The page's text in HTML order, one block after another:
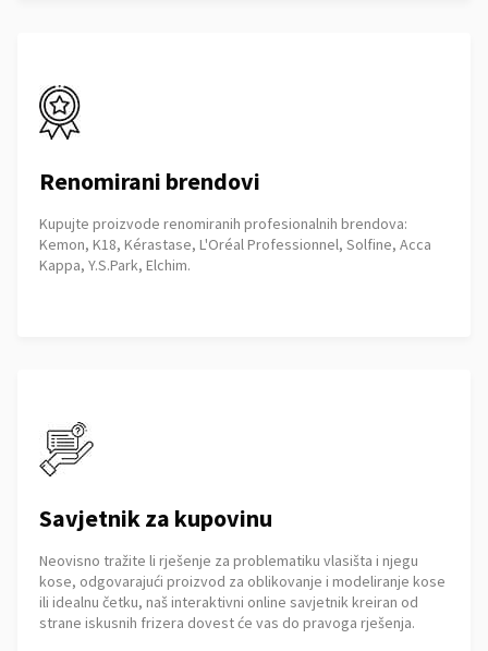
Renomirani brendovi
Kupujte proizvode renomiranih profesionalnih brendova:
Kemon, K18, Kérastase, L'Oréal Professionnel, Solfine, Acca
Kappa, Y.S.Park, Elchim.
Savjetnik za kupovinu
Neovisno tražite li rješenje za problematiku vlasišta i njegu
kose, odgovarajući proizvod za oblikovanje i modeliranje kose
ili idealnu četku, naš interaktivni online savjetnik kreiran od
strane iskusnih frizera dovest će vas do pravoga rješenja.